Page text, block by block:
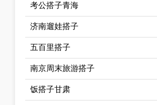
考公搭子青海
济南遛娃搭子
五百里搭子
南京周末旅游搭子
饭搭子甘肃